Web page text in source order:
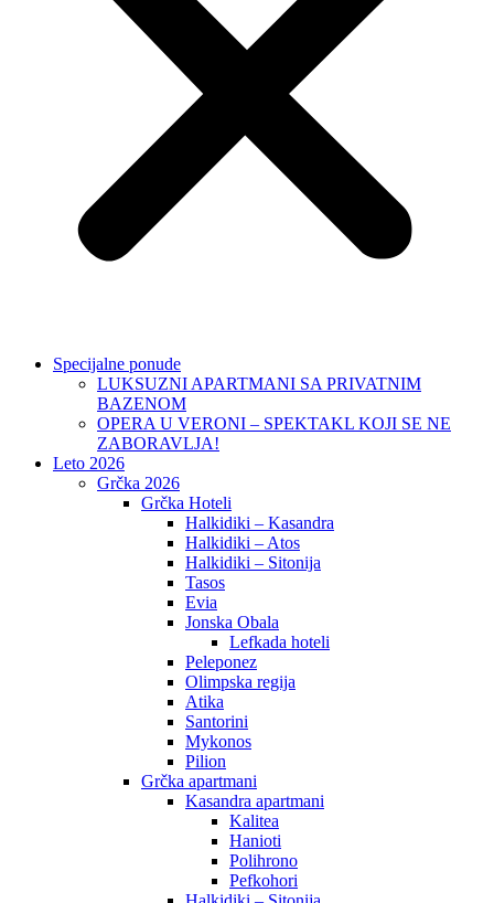
Specijalne ponude
LUKSUZNI APARTMANI SA PRIVATNIM
BAZENOM
OPERA U VERONI – SPEKTAKL KOJI SE NE
ZABORAVLJA!
Leto 2026
Grčka 2026
Grčka Hoteli
Halkidiki – Kasandra
Halkidiki – Atos
Halkidiki – Sitonija
Tasos
Evia
Jonska Obala
Lefkada hoteli
Peleponez
Olimpska regija
Atika
Santorini
Mykonos
Pilion
Grčka apartmani
Kasandra apartmani
Kalitea
Hanioti
Polihrono
Pefkohori